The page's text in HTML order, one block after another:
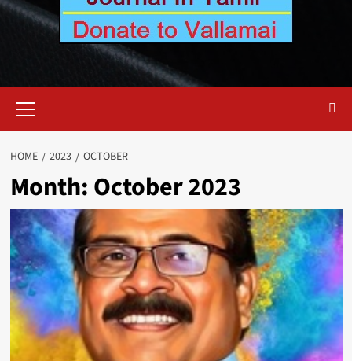
Menu
HOME 2023 OCTOBER
Month:October 2023